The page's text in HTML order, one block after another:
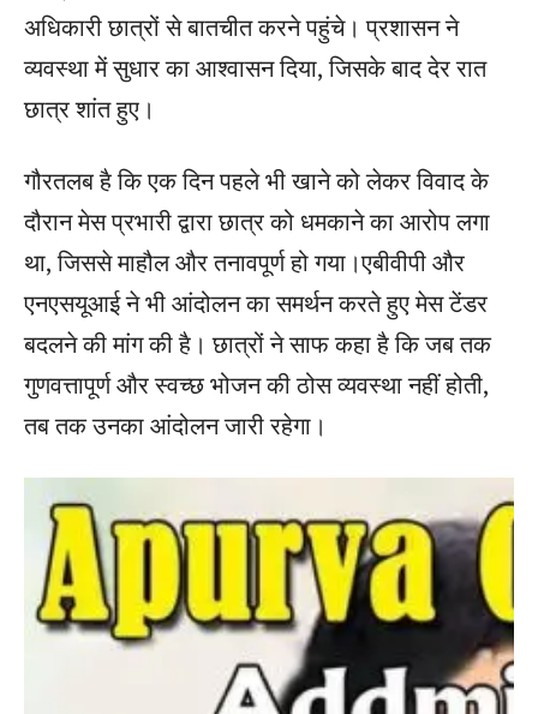
अधिकारी छात्रों से बातचीत करने पहुंचे। प्रशासन ने
व्यवस्था में सुधार का आश्वासन दिया, जिसके बाद देर रात
छात्र शांत हुए।
गौरतलब है कि एक दिन पहले भी खाने को लेकर विवाद के
दौरान मेस प्रभारी द्वारा छात्र को धमकाने का आरोप लगा
था, जिससे माहौल और तनावपूर्ण हो गया।एबीवीपी और
एनएसयूआई ने भी आंदोलन का समर्थन करते हुए मेस टेंडर
बदलने की मांग की है। छात्रों ने साफ कहा है कि जब तक
गुणवत्तापूर्ण और स्वच्छ भोजन की ठोस व्यवस्था नहीं होती,
तब तक उनका आंदोलन जारी रहेगा।